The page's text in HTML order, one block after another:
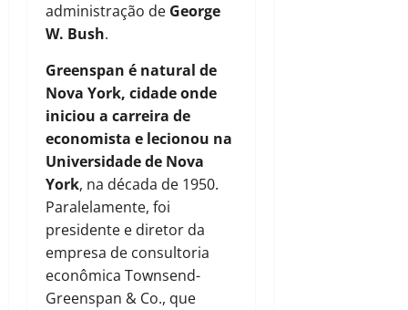
administração de George
W. Bush.
Greenspan é natural de
Nova York, cidade onde
iniciou a carreira de
economista e lecionou na
Universidade de Nova
York, na década de 1950.
Paralelamente, foi
presidente e diretor da
empresa de consultoria
econômica Townsend-
Greenspan & Co., que